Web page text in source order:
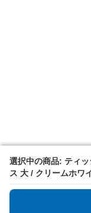
選択中の商品: ティ
ス 大 / クリームホワ
選択中の商品: ティ
ス 大 / クリームホワ